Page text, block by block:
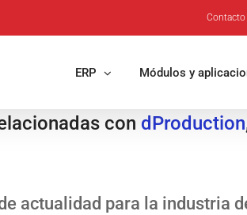
Contacto
ERP Módulos y
con dProduction
actualidad para la industria